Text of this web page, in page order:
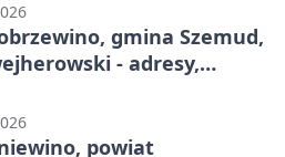
gmina Szemud,
- adresy,
powiat